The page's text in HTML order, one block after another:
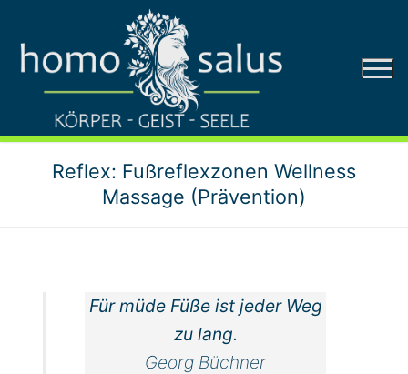
springen
Reflex: Fußreflexzonen Wellness
Massage (Prävention)
Für müde Füße ist jeder Weg
zu lang.
Georg Büchner